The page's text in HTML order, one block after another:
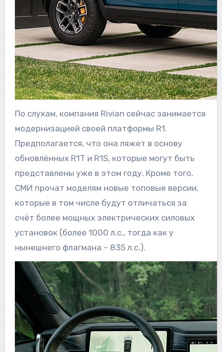
По слухам, компания Rivian сейчас занимается
модернизацией своей платформы R1.
Предполагается, что она ляжет в основу
обновлённых R1T и R1S, которые могут быть
представлены уже в этом году. Кроме того,
СМИ прочат моделям новые топовые версии,
которые в том числе будут отличаться за
счёт более мощных электрических силовых
установок (более 1000 л.с., тогда как у
нынешнего флагмана – 835 л.с.).